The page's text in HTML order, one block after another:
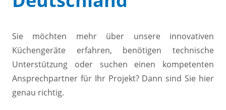
Convotherm
Frymaster
Lincoln
Merco
Merrychef
Multiplex
Sie möchten mehr über unsere innovativen
Küchengeräte erfahren, benötigen technische
Unterstützung oder suchen einen kompetenten
Ansprechpartner für Ihr Projekt? Dann sind Sie hier
genau richtig.